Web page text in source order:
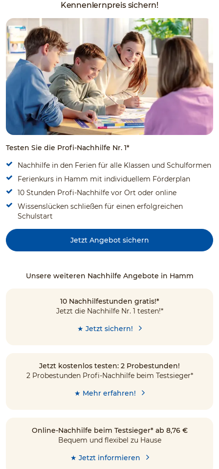
Kennenlernpreis sichern!
Testen Sie die Profi-Nachhilfe Nr. 1*
Nachhilfe in den Ferien für alle Klassen und Schulformen
Ferienkurs in Hamm mit individuellem Förderplan
10 Stunden Profi-Nachhilfe vor Ort oder online
Wissenslücken schließen für einen erfolgreichen
Schulstart
Jetzt Angebot sichern
Unsere weiteren Nachhilfe Angebote in Hamm
10 Nachhilfestunden gratis!*
Jetzt die Nachhilfe Nr. 1 testen!*
★ Jetzt sichern!
Jetzt kostenlos testen: 2 Probestunden!
2 Probestunden Profi-Nachhilfe beim Testsieger*
★ Mehr erfahren!
Online-Nachhilfe beim Testsieger* ab 8,76 €
Bequem und flexibel zu Hause
★ Jetzt informieren